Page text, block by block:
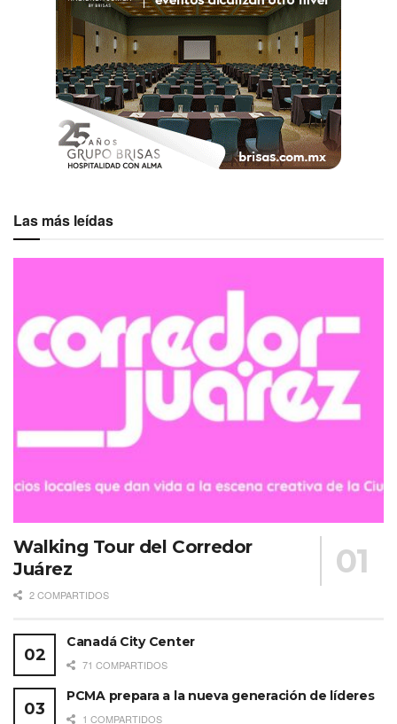
Las más leídas
Walking Tour del Corredor
Juárez
2 COMPARTIDOS
Canadá City Center
71 COMPARTIDOS
PCMA prepara a la nueva generación de líderes
1 COMPARTIDOS